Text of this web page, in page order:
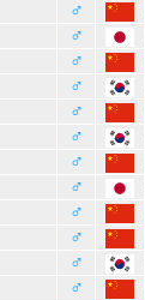
♂
♂
♂
♂
♂
♂
♂
♂
♂
♂
♂
♂